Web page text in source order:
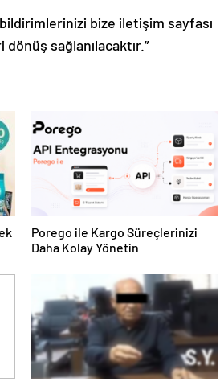
bize iletişim sayfası
sağlanılacaktır.”
Porego ile Kargo Süreçlerinizi
Daha Kolay Yönetin